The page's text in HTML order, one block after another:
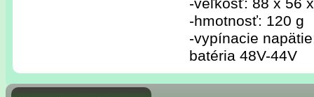
-veľkosť: 88 x 56
-hmotnosť: 120 g
-vypínacie
batéria 48V-44V